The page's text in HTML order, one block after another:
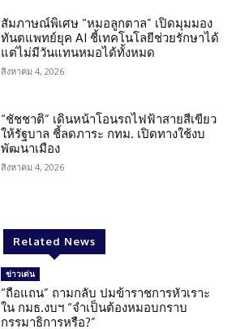
สัมภาษณ์พิเศษ “หมอลูกตาล” เปิดมุมมอง
ทันตแพทย์ยุค AI ชี้เทคโนโลยีช่วยรักษาได้
แต่ไม่มีวันแทนหมอได้ทั้งหมด
สิงหาคม 4, 2026
“ชัชชาติ” เดินหน้าโอนรถไฟฟ้าสายสีเขียว
ให้รัฐบาล ชี้ลดภาระ กทม. เปิดทางใช้งบ
พัฒนาเมือง
สิงหาคม 4, 2026
Related News
ข่าวเด่น
“ถือแถน” ถามกลับ ปมข้าราชการหัวเราะ
ใน กมธ.งบฯ “จำเป็นต้องหมอบกราบ
กรรมาธิการหรือ?”